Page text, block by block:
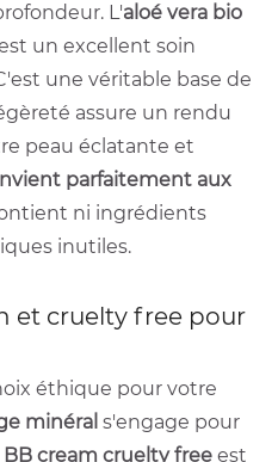
L'aloé vera bio
un excellent soin
une véritable base de
assure un rendu
peau éclatante et
parfaitement aux
ni ingrédients
inutiles.
et cruelty free pour
éthique pour votre
minéral s'engage pour
BB cream cruelty free est